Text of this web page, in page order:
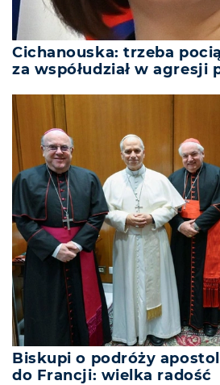
Cichanouska: trzeba
za współudział w agresji
Biskupi o podróży
do Francji: wielka radość